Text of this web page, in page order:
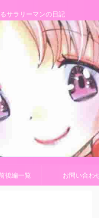
サラリーマンの日記
後編一覧 お問い合わ